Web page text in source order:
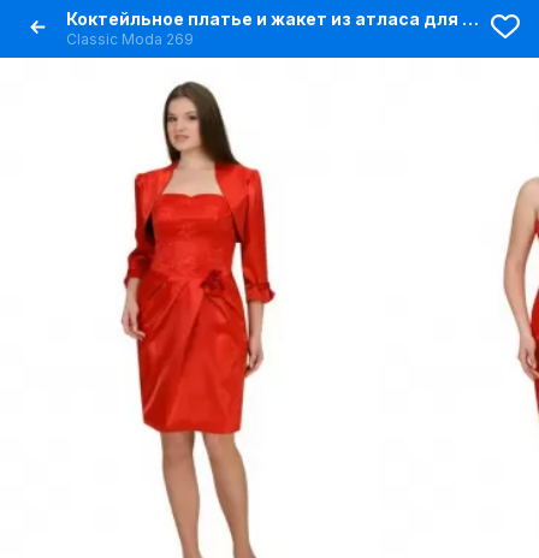
Коктейльное платье и жакет из атласа для наряда
Classic Moda 269